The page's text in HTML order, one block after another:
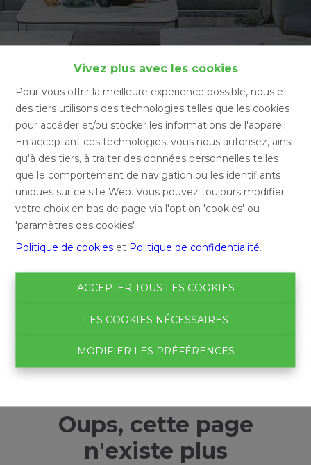
Vivez plus avec les cookies
Pour vous offrir la meilleure expérience possible, nous et
des tiers utilisons des technologies telles que les cookies
pour accéder et/ou stocker les informations de l'appareil.
En acceptant ces technologies, vous nous autorisez, ainsi
qu'à des tiers, à traiter des données personnelles telles
que le comportement de navigation ou les identifiants
uniques sur ce site Web. Vous pouvez toujours modifier
votre choix en bas de page via l'option 'cookies' ou
'paramètres des cookies'.
Politique de cookies et Politique de confidentialité.
ACCEPTER TOUS LES COOKIES
LES COOKIES NÉCESSAIRES
MODIFIER LES PRÉFÉRENCES
Accueil
Accueil
Oups, cette page
n'existe plus